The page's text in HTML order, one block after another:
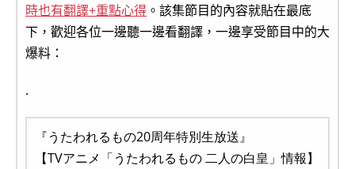
時也有翻譯+重點心得 。該集節目的內容就貼在最底
下，歡迎各位一邊聽一邊看翻譯，一邊享受節目中的大
爆料：
.
『うたわれるもの20周年特別生放送』
【TVアニメ「うたわれるもの 二人の白皇」情報】